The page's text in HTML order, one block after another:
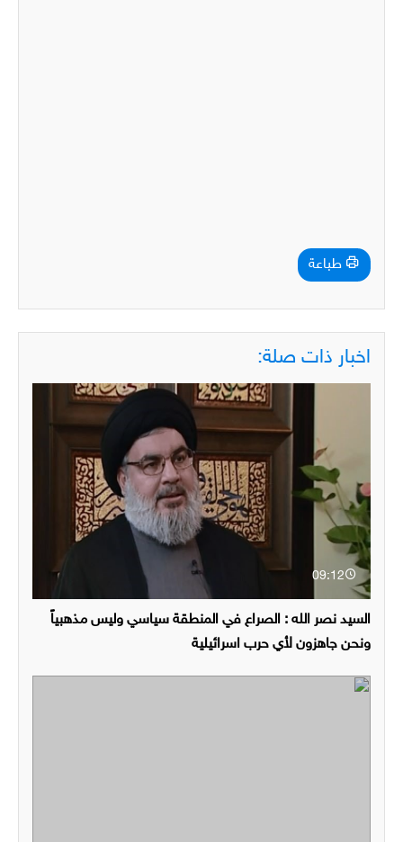
طباعة
اخبار ذات صلة:
09:12
السيد نصر الله : الصراع في المنطقة سياسي وليس مذهبياً
ونحن جاهزون لأي حرب اسرائيلية